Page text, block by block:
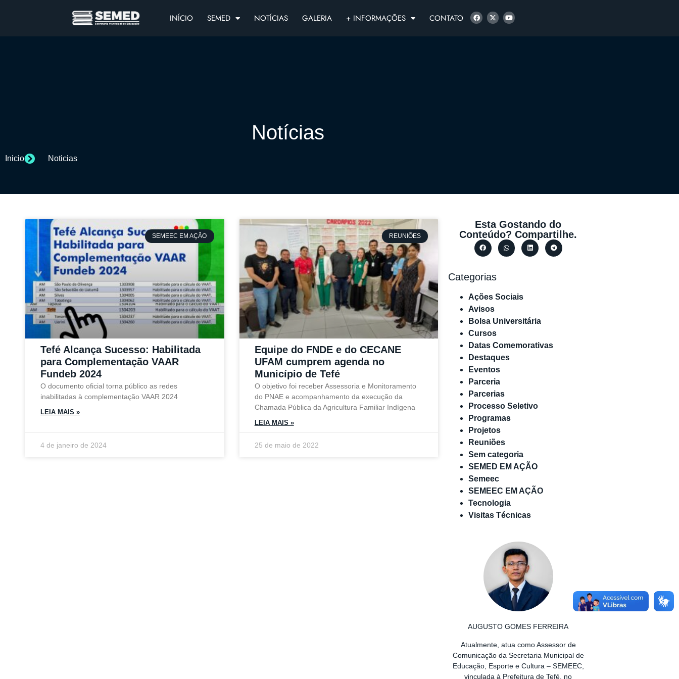
INÍCIO SEMED NOTÍCIAS GALERIA + INFORMAÇÕES CONTATO
Notícias
Inicio Noticias
SEMEEC EM AÇÃO
Tefé Alcança Sucesso: Habilitada
para Complementação VAAR
Fundeb 2024
O documento oficial torna público as redes
inabilitadas à complementação VAAR 2024
LEIA MAIS »
4 de janeiro de 2024
REUNIÕES
Equipe do FNDE e do CECANE
UFAM cumprem agenda no
Município de Tefé
O objetivo foi receber Assessoria e Monitoramento
do PNAE e acompanhamento da execução da
Chamada Pública da Agricultura Familiar Indígena
LEIA MAIS »
25 de maio de 2022
Esta Gostando do
Conteúdo? Compartilhe.
Categorias
Ações Sociais
Avisos
Bolsa Universitária
Cursos
Datas Comemorativas
Destaques
Eventos
Parceria
Parcerias
Processo Seletivo
Programas
Projetos
Reuniões
Sem categoria
SEMED EM AÇÃO
Semeec
SEMEEC EM AÇÃO
Tecnologia
Visitas Técnicas
AUGUSTO GOMES FERREIRA
Atualmente, atua como Assessor de
Comunicação da Secretaria Municipal de
Educação, Esporte e Cultura – SEMEEC,
vinculada à Prefeitura de Tefé, no